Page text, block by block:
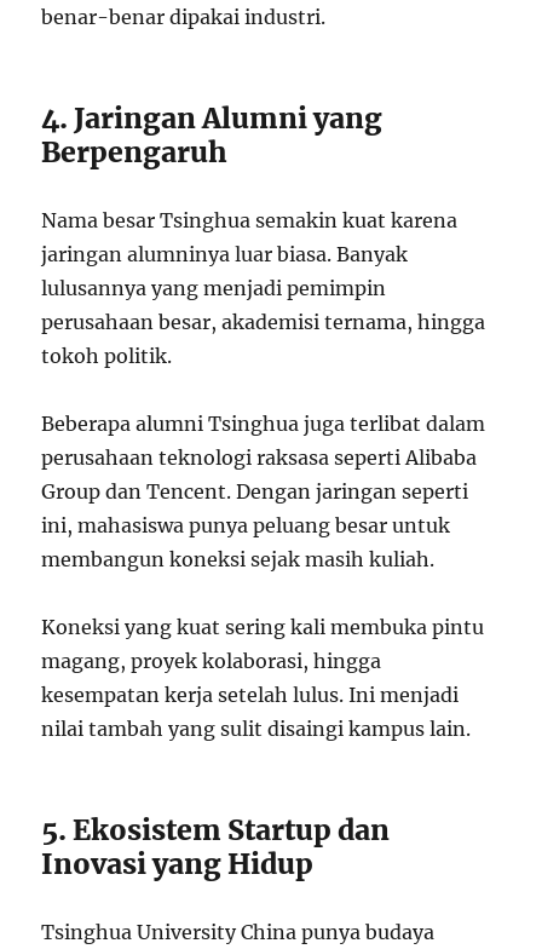
benar-benar dipakai industri.
4. Jaringan Alumni yang
Berpengaruh
Nama besar Tsinghua semakin kuat karena
jaringan alumninya luar biasa. Banyak
lulusannya yang menjadi pemimpin
perusahaan besar, akademisi ternama, hingga
tokoh politik.
Beberapa alumni Tsinghua juga terlibat dalam
perusahaan teknologi raksasa seperti Alibaba
Group dan Tencent. Dengan jaringan seperti
ini, mahasiswa punya peluang besar untuk
membangun koneksi sejak masih kuliah.
Koneksi yang kuat sering kali membuka pintu
magang, proyek kolaborasi, hingga
kesempatan kerja setelah lulus. Ini menjadi
nilai tambah yang sulit disaingi kampus lain.
5. Ekosistem Startup dan
Inovasi yang Hidup
Tsinghua University China punya budaya